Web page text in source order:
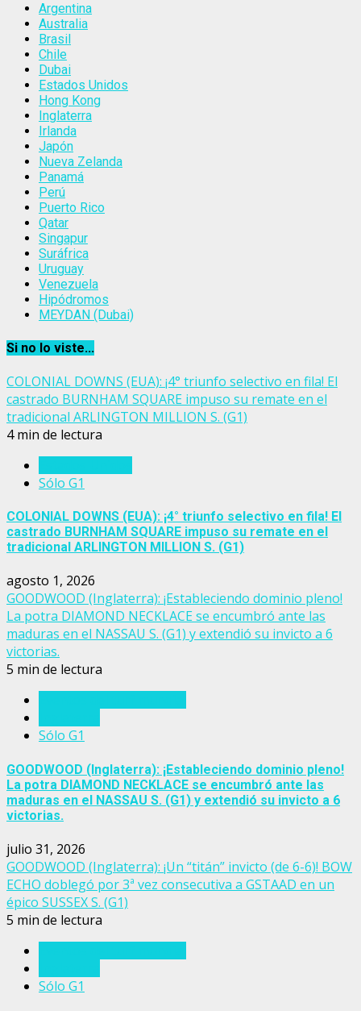
Argentina
Australia
Brasil
Chile
Dubai
Estados Unidos
Hong Kong
Inglaterra
Irlanda
Japón
Nueva Zelanda
Panamá
Perú
Puerto Rico
Qatar
Singapur
Suráfrica
Uruguay
Venezuela
Hipódromos
MEYDAN (Dubai)
Si no lo viste...
COLONIAL DOWNS (EUA): ¡4° triunfo selectivo en fila! El
castrado BURNHAM SQUARE impuso su remate en el
tradicional ARLINGTON MILLION S. (G1)
4 min de lectura
Sólo G1
COLONIAL DOWNS (EUA): ¡4° triunfo selectivo en fila! El
castrado BURNHAM SQUARE impuso su remate en el
tradicional ARLINGTON MILLION S. (G1)
agosto 1, 2026
GOODWOOD (Inglaterra): ¡Estableciendo dominio pleno!
La potra DIAMOND NECKLACE se encumbró ante las
maduras en el NASSAU S. (G1) y extendió su invicto a 6
victorias.
5 min de lectura
Sólo G1
GOODWOOD (Inglaterra): ¡Estableciendo dominio pleno!
La potra DIAMOND NECKLACE se encumbró ante las
maduras en el NASSAU S. (G1) y extendió su invicto a 6
victorias.
julio 31, 2026
GOODWOOD (Inglaterra): ¡Un “titán” invicto (de 6-6)! BOW
ECHO doblegó por 3ª vez consecutiva a GSTAAD en un
épico SUSSEX S. (G1)
5 min de lectura
Sólo G1